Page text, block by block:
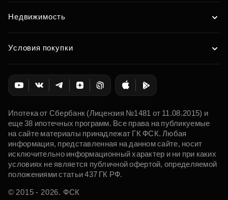
Недвижимость
Условия покупки
Ипотека от Сбербанк (Лицензия №1481 от 11.08.2015) и
еще 38 ипотечных программ. Все права на публикуемые
на сайте материалы принадлежат ГК ФСК. Любая
информация, представленная на данном сайте, носит
исключительно информационный характер и ни при каких
условиях не является публичной офертой, определяемой
положениями статьи 437 ГК РФ.
© 2015 - 2026. ФСК